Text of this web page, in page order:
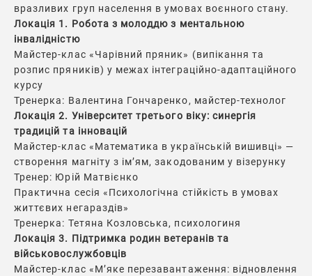
вразливих груп населення в умовах воєнного стану.
Локація 1. Робота з молоддю з ментальною
інвалідністю
Майстер-клас «Чарівний пряник» (випікання та
розпис пряників) у межах інтеграційно-адаптаційного
курсу
Тренерка: Валентина Гончаренко, майстер-технолог
Локація 2. Університет третього віку: синергія
традицій та інновацій
Майстер-клас «Математика в українській вишивці» —
створення магніту з ім’ям, закодованим у візерунку
Тренер: Юрій Матвієнко
Практична сесія «Психологічна стійкість в умовах
життєвих негараздів»
Тренерка: Тетяна Козловська, психологиня
Локація 3. Підтримка родин ветеранів та
військовослужбовців
Майстер-клас «М’яке перезавантаження: відновлення